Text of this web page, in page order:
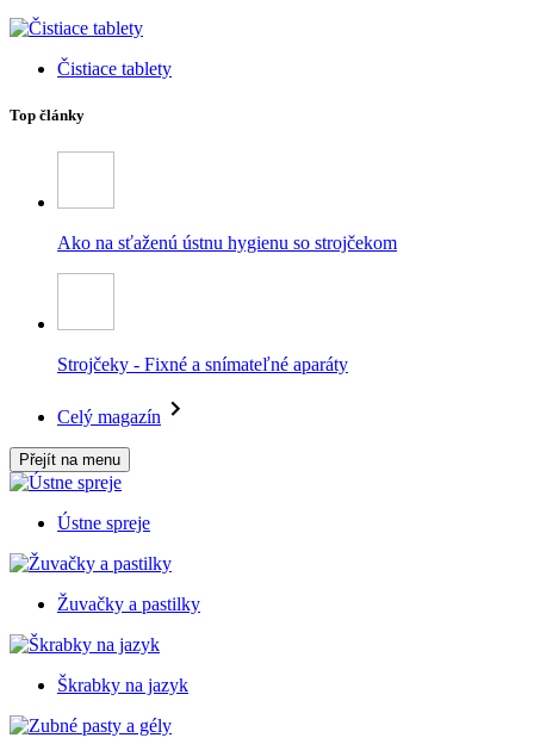
Čistiace tablety
Top články
Ako na sťaženú ústnu hygienu so strojčekom
Strojčeky - Fixné a snímateľné aparáty
Celý magazín
Přejít na menu
Ústne spreje
Žuvačky a pastilky
Škrabky na jazyk